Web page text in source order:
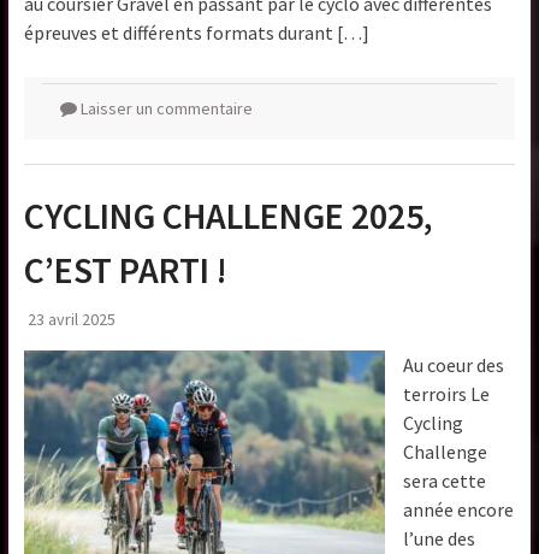
épreuves et différents formats durant […]
Laisser un commentaire
CYCLING CHALLENGE 2025,
C’EST PARTI !
23 avril 2025
Au coeur des
terroirs Le
Cycling
Challenge
sera cette
année encore
l’une des